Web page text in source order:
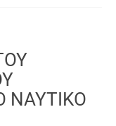
ΝΑΥΤΙΚΟ